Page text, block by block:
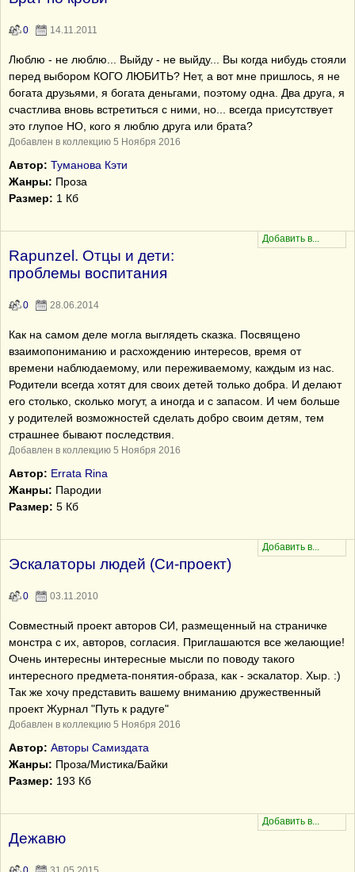
0 14.11.2011
Люблю - не люблю... Выйду - не выйду... Вы когда нибудь стояли
перед выбором КОГО ЛЮБИТЬ? Нет, а вот мне пришлось, я не
богата друзьями, я богата деньгами, поэтому одна. Два друга, я
счастлива вновь встретиться с ними, но... всегда присутствует
это глупое НО, кого я люблю друга или брата?
Добавлен в коллекцию 5 Ноября 2016
Автор: Туманова Кэти
Жанры: Проза
Размер: 1 Кб
Rapunzel. Отцы и дети:
проблемы воспитания
0 28.06.2014
Как на самом деле могла выглядеть сказка. Посвящено
взаимопониманию и расхождению интересов, время от
времени наблюдаемому, или переживаемому, каждым из нас.
Родители всегда хотят для своих детей только добра. И делают
его столько, сколько могут, а иногда и с запасом. И чем больше
у родителей возможностей сделать добро своим детям, тем
страшнее бывают последствия.
Добавлен в коллекцию 5 Ноября 2016
Автор: Errata Rina
Жанры: Пародии
Размер: 5 Кб
Эскалаторы людей (Си-проект)
0 03.11.2010
Совместный проект авторов СИ, размещенный на страничке
монстра с их, авторов, согласия. Приглашаются все желающие!
Очень интересны интересные мысли по поводу такого
интересного предмета-понятия-образа, как - эскалатор. Хыр. :)
Так же хочу представить вашему вниманию дружественный
проект Журнал "Путь к радуге"
Добавлен в коллекцию 5 Ноября 2016
Автор: Авторы Самиздата
Жанры: Проза/Мистика/Байки
Размер: 193 Кб
Дежавю